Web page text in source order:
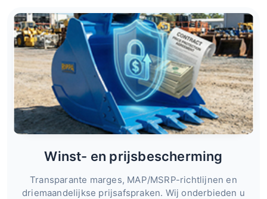
Winst- en prijsbescherming
Transparante marges, MAP/MSRP-richtlijnen en
driemaandelijkse prijsafspraken. Wij onderbieden u